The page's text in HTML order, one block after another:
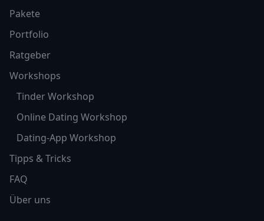
Pakete
Portfolio
Ratgeber
Workshops
Tinder Workshop
Online Dating Workshop
Dating-App Workshop
Tipps & Tricks
FAQ
Über uns